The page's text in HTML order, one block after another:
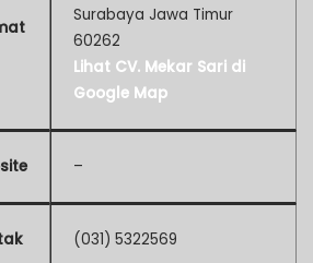
Surabaya Jawa Timur
60262
Lihat CV. Mekar Sari di
Google Map
–
(031) 5322569